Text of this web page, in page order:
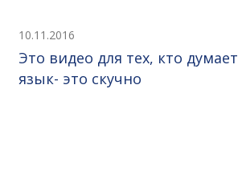
10.11.2016
Это видео для тех, кто
язык- это скучно